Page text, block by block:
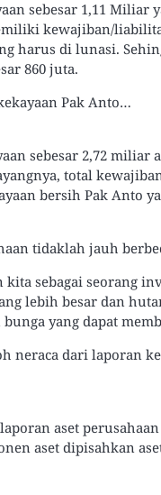
sebesar 1,11
kewajiban/
harus di lunasi.
860 juta.
Pak Anto…
sebesar 2,72 miliar
total
bersih Pak Anto
tidaklah jauh
sebagai seorang
lebih besar dan
yang dapat
neraca dari laporan
aset
aset dipisahkan